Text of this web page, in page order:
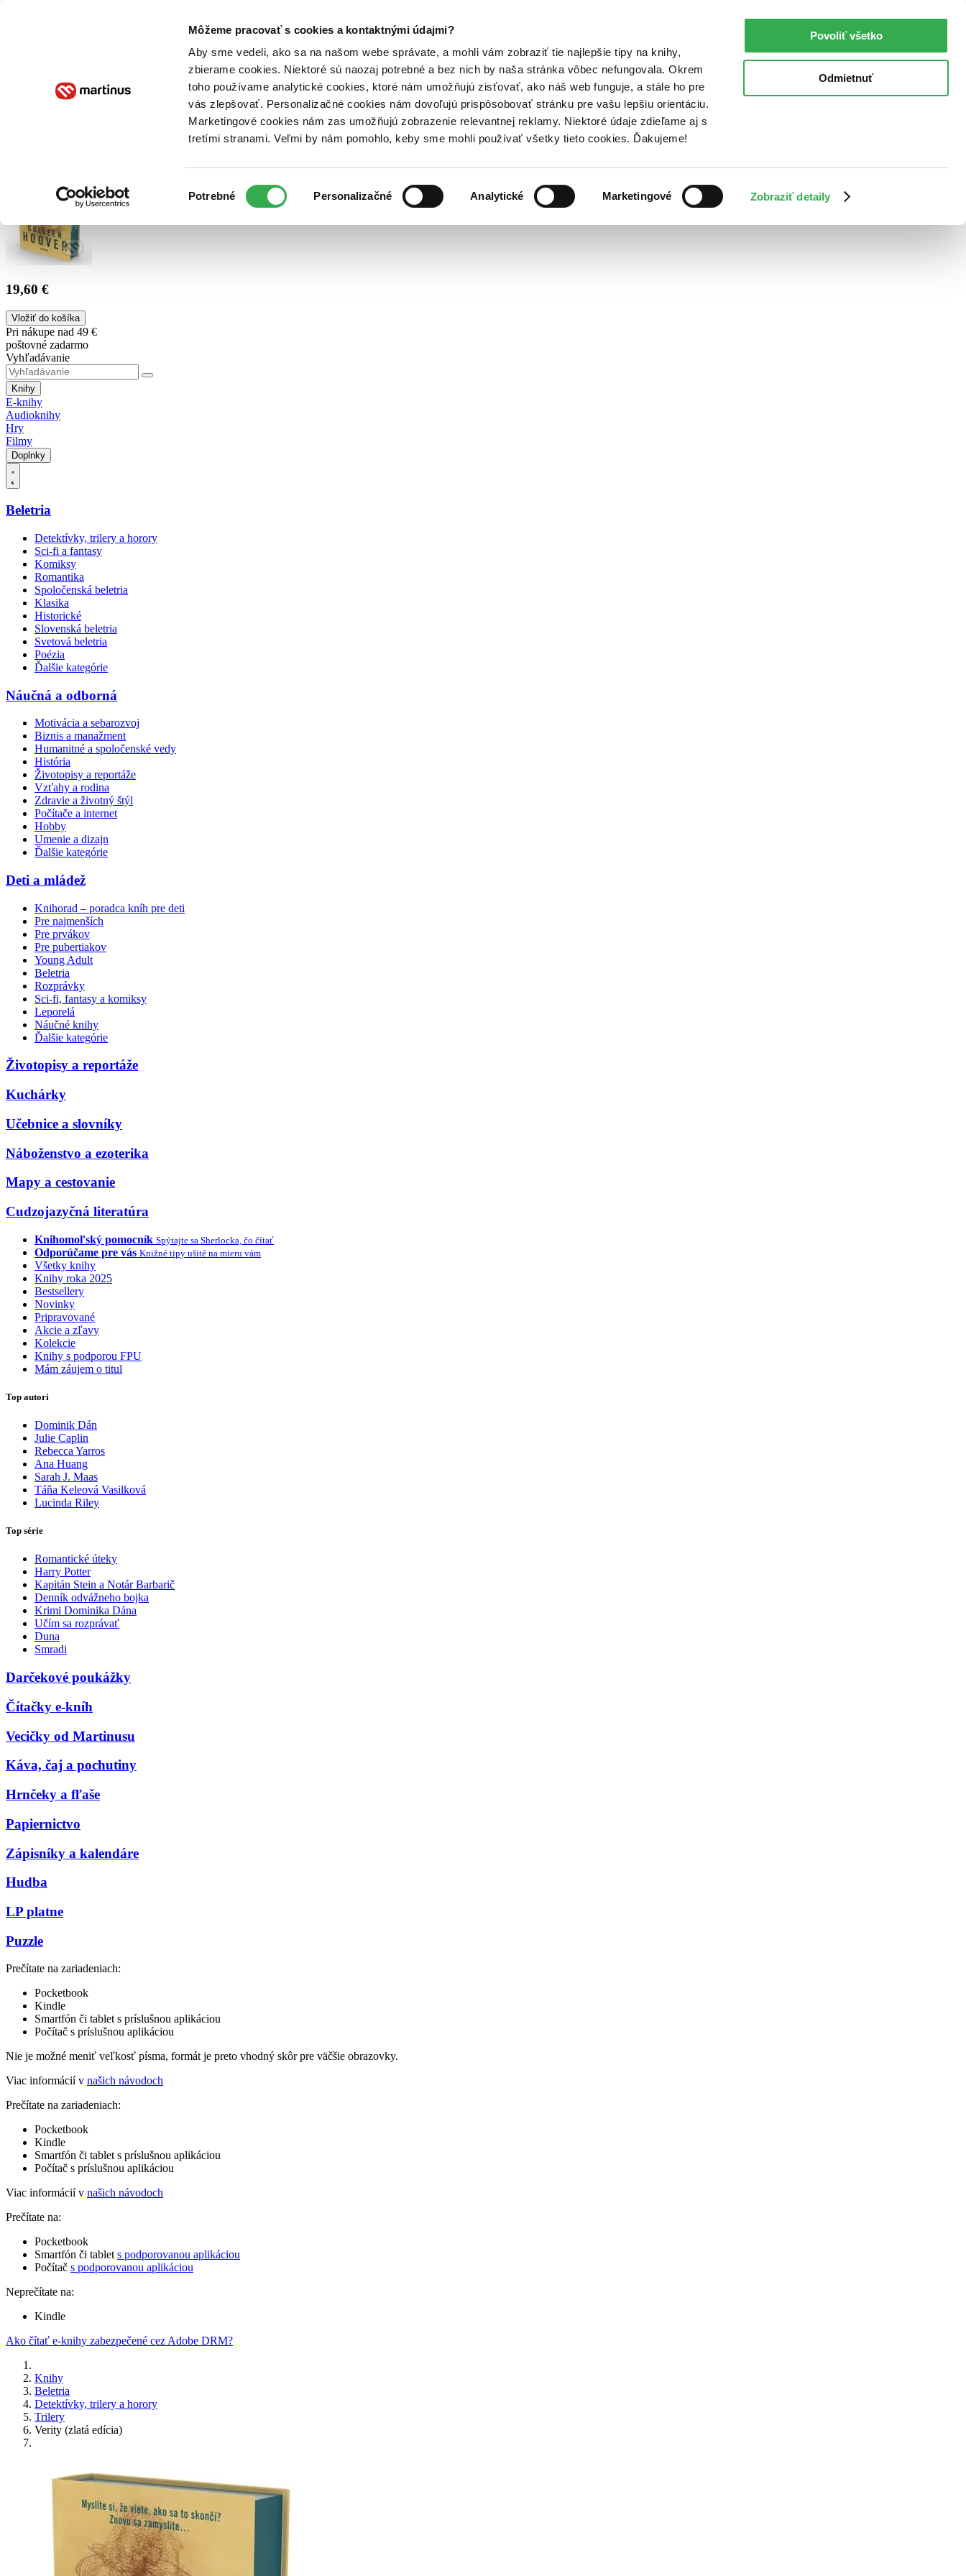
Môžeme pracovať s cookies a kontaktnými údajmi?
Aby sme vedeli, ako sa na našom webe správate, a mohli vám zobraziť tie najlepšie tipy na knihy,
zbierame cookies. Niektoré sú naozaj potrebné a bez nich by naša stránka vôbec nefungovala. Okrem
toho používame analytické cookies, ktoré nám umožňujú zisťovať, ako náš web funguje, a stále ho pre
vás zlepšovať. Personalizačné cookies nám dovoľujú prispôsobovať stránku pre vašu lepšiu orientáciu.
Marketingové cookies nám zas umožňujú zobrazenie relevantnej reklamy. Niektoré údaje zdieľame aj s
tretími stranami. Veľmi by nám pomohlo, keby sme mohli používať všetky tieto cookies. Ďakujeme!
súhlasu
Potrebné Personalizačné Analytické Marketingové Zobraziť detaily
Povoliť všetko
Odmietnuť
Poukážky Kontakt
19,60 €
Vložiť do košíka
Pri nákupe nad 49 €
poštovné zadarmo
Vyhľadávanie
Knihy
E-knihy
Audioknihy
Hry
Filmy
Doplnky
Beletria
Detektívky, trilery a horory
Sci-fi a fantasy
Komiksy
Romantika
Spoločenská beletria
Klasika
Historické
Slovenská beletria
Svetová beletria
Poézia
Ďalšie kategórie
Náučná a odborná
Motivácia a sebarozvoj
Biznis a manažment
Humanitné a spoločenské vedy
História
Životopisy a reportáže
Vzťahy a rodina
Zdravie a životný štýl
Počítače a internet
Hobby
Umenie a dizajn
Ďalšie kategórie
Deti a mládež
Knihorad – poradca kníh pre deti
Pre najmenších
Pre prvákov
Pre pubertiakov
Young Adult
Beletria
Rozprávky
Sci-fi, fantasy a komiksy
Leporelá
Náučné knihy
Ďalšie kategórie
Životopisy a reportáže
Kuchárky
Učebnice a slovníky
Náboženstvo a ezoterika
Mapy a cestovanie
Cudzojazyčná literatúra
Knihomoľský pomocník Spýtajte sa Sherlocka, čo čítať
Odporúčame pre vás Knižné tipy ušité na mieru vám
Všetky knihy
Knihy roka 2025
Bestsellery
Novinky
Pripravované
Akcie a zľavy
Kolekcie
Knihy s podporou FPU
Mám záujem o titul
Top autori
Dominik Dán
Julie Caplin
Rebecca Yarros
Ana Huang
Sarah J. Maas
Táňa Keleová Vasilková
Lucinda Riley
Top série
Romantické úteky
Harry Potter
Kapitán Stein a Notár Barbarič
Denník odvážneho bojka
Krimi Dominika Dána
Učím sa rozprávať
Duna
Smradi
Darčekové poukážky
Čítačky e-kníh
Vecičky od Martinusu
Káva, čaj a pochutiny
Hrnčeky a fľaše
Papiernictvo
Zápisníky a kalendáre
Hudba
LP platne
Puzzle
Prečítate na zariadeniach:
Pocketbook
Kindle
Smartfón či tablet s príslušnou aplikáciou
Počítač s príslušnou aplikáciou
Nie je možné meniť veľkosť písma, formát je preto vhodný skôr pre väčšie obrazovky.
Viac informácií v našich návodoch
Prečítate na zariadeniach:
Pocketbook
Kindle
Smartfón či tablet s príslušnou aplikáciou
Počítač s príslušnou aplikáciou
Viac informácií v našich návodoch
Prečítate na:
Pocketbook
Smartfón či tablet s podporovanou aplikáciou
Počítač s podporovanou aplikáciou
Neprečítate na:
Kindle
Ako čítať e-knihy zabezpečené cez Adobe DRM?
Knihy
Beletria
Detektívky, trilery a horory
Trilery
Verity (zlatá edícia)